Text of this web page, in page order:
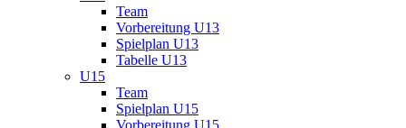
Team
Vorbereitung U13
Spielplan U13
Tabelle U13
U15
Team
Spielplan U15
Vorbereitung U15